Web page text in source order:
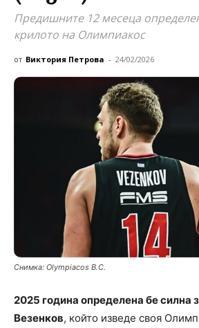
Предишните 12 месеца
крилото на Олимпиакос
от Виктория Петрова - 24/02/2026
Снимка: Olympiacos B.C.
2025 година определена бе силна
Везенков, който изведе своя